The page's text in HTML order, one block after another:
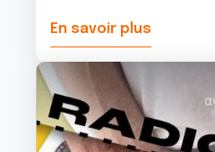
En savoir plus
Image